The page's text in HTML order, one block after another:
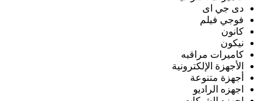
دى جي اى
فوجي فيلم
كانون
نيكون
كاميرات مراقبه
الأجهزة الإلكترونية
أجهزة متنوعة
اجهزه الراديو